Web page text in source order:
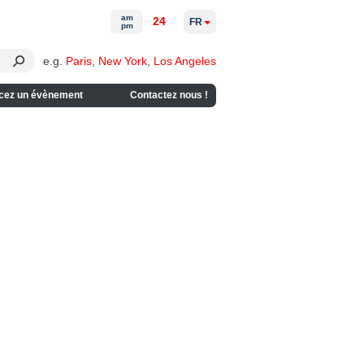
e.g. Paris New York Los Angeles
un évènement Contactez nous !
am
pm
24 FR